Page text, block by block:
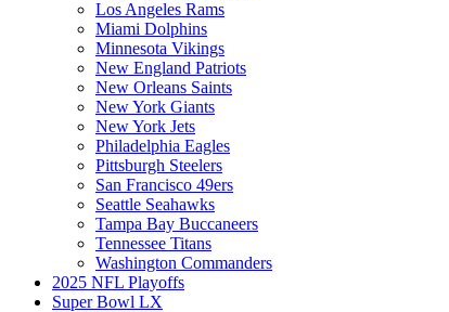
Los Angeles Rams
Miami Dolphins
Minnesota Vikings
New England Patriots
New Orleans Saints
New York Giants
New York Jets
Philadelphia Eagles
Pittsburgh Steelers
San Francisco 49ers
Seattle Seahawks
Tampa Bay Buccaneers
Tennessee Titans
Washington Commanders
2025 NFL Playoffs
Super Bowl LX